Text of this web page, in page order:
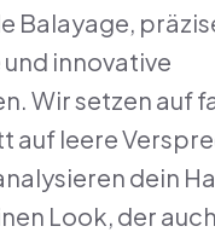
Balayage,
innovative
Wir setzen auf
auf leere
dein
Look, der